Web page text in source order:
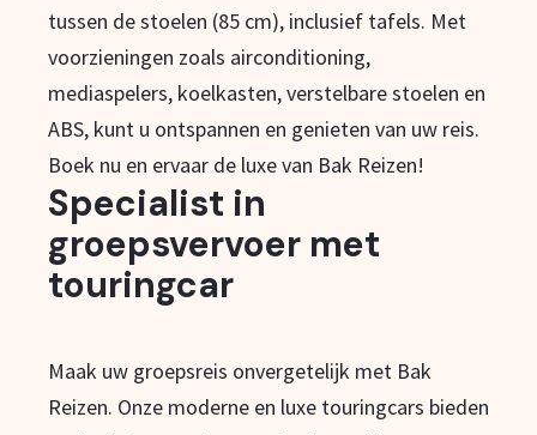
tussen de stoelen (85 cm), inclusief tafels. Met
voorzieningen zoals airconditioning,
mediaspelers, koelkasten, verstelbare stoelen en
ABS, kunt u ontspannen en genieten van uw reis.
Boek nu en ervaar de luxe van Bak Reizen!
Specialist in
groepsvervoer met
touringcar
Maak uw groepsreis onvergetelijk met Bak
Reizen. Onze moderne en luxe touringcars bieden